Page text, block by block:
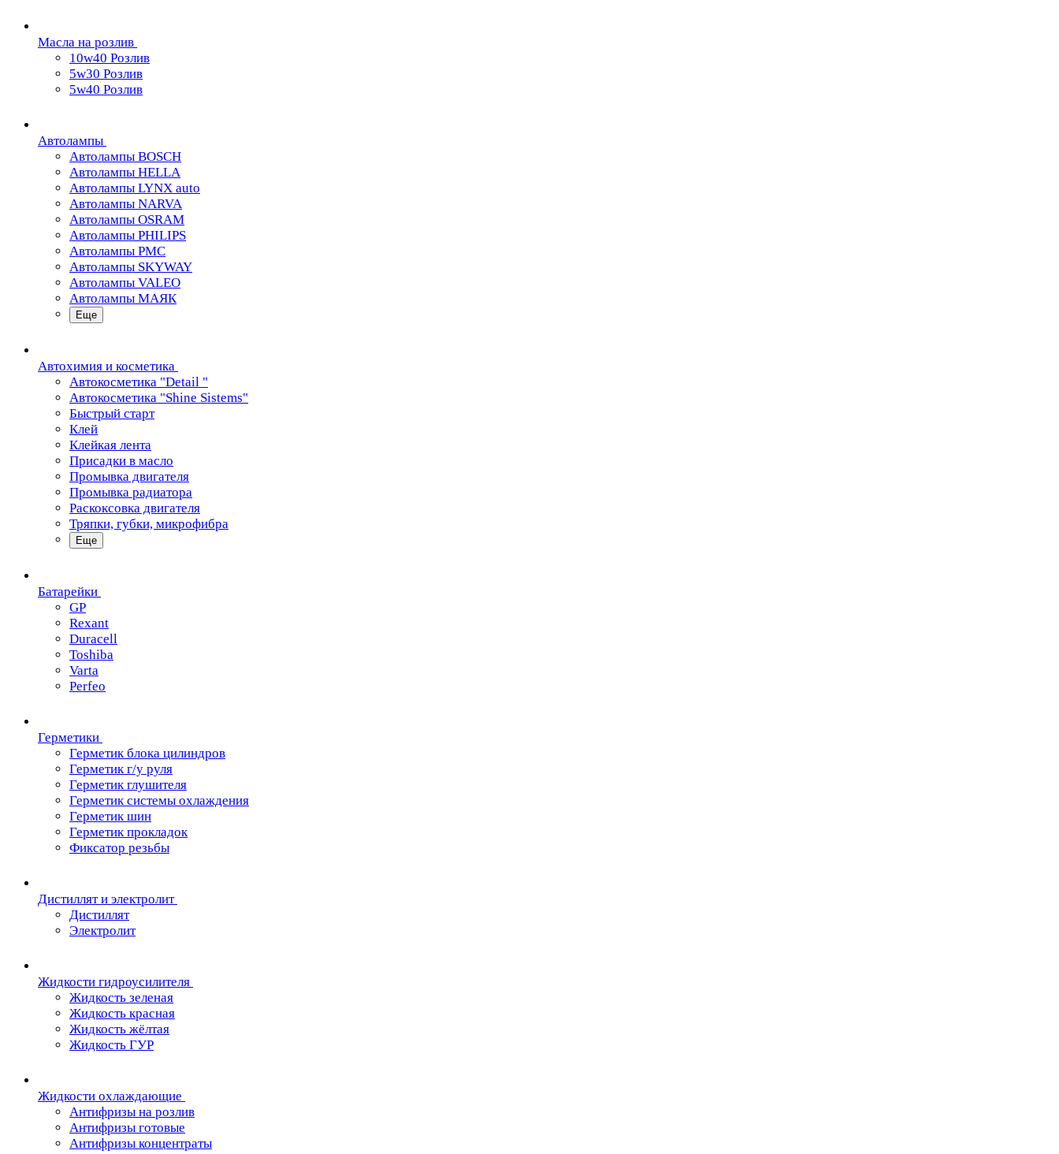
Масла на розлив
10w40 Розлив
5w30 Розлив
5w40 Розлив
Автолампы
Автолампы BOSCH
Автолампы HELLA
Автолампы LYNX auto
Автолампы NARVA
Автолампы OSRAM
Автолампы PHILIPS
Автолампы PMC
Автолампы SKYWAY
Автолампы VALEO
Автолампы МАЯК
Еще
Автохимия и косметика
Автокосметика "Detail "
Автокосметика "Shine Sistems"
Быстрый старт
Клей
Клейкая лента
Присадки в масло
Промывка двигателя
Промывка радиатора
Раскоксовка двигателя
Тряпки, губки, микрофибра
Еще
Батарейки
GP
Rexant
Duracell
Toshiba
Varta
Perfeo
Герметики
Герметик блока цилиндров
Герметик г/у руля
Герметик глушителя
Герметик системы охлаждения
Герметик шин
Герметик прокладок
Фиксатор резьбы
Дистиллят и электролит
Дистиллят
Электролит
Жидкости гидроусилителя
Жидкость зеленая
Жидкость красная
Жидкость жёлтая
Жидкость ГУР
Жидкости охлаждающие
Антифризы на розлив
Антифризы готовые
Антифризы концентраты